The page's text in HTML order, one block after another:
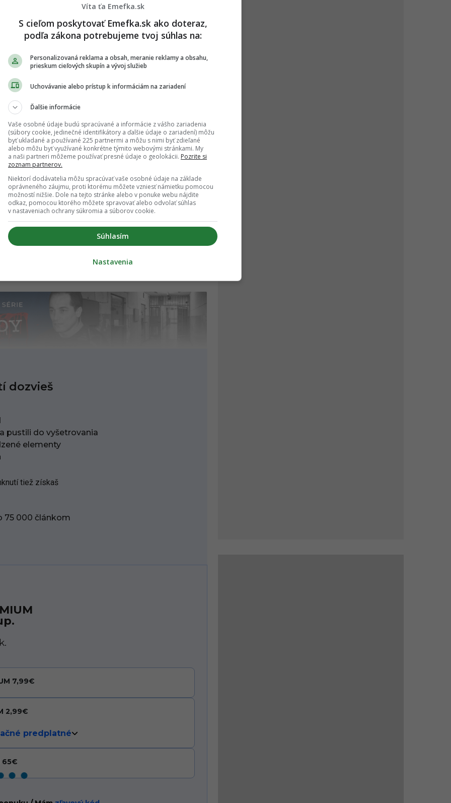
niečo, čo nikto nečakal – niečo, čo dodnes desí
naprieč celým svetom.
Narcissa pristúpil k Angline Narcisse s
a postupne sa k nim pridávali aj ďalší
Clairvius sa však predstavil aj detskou
Akonáhle sa všetci upokojili, vyrozprával im
stalo.
tému:
francúzsku elitu. La Voisin sa z veštice stala
sériový vrah v histórii mal len 8 rokov, brutality
Čo sa stalo s päticou mentálne
dozvieš
pustili do vyšetrovania
elementy
tiež získaš
75 000 článkom
7,99€
2,99€
predplatné
65€
Víta ťa Emefka.sk
S cieľom poskytovať Emefka.sk ako doteraz,
podľa zákona potrebujeme tvoj súhlas na:
Personalizovaná reklama a obsah, meranie reklamy a obsahu,
prieskum cieľových skupín a vývoj služieb
Uchovávanie alebo prístup k informáciám na zariadení
Ďalšie informácie
Vaše osobné údaje budú spracúvané a informácie z vášho zariadenia
(súbory cookie, jedinečné identifikátory a ďalšie údaje o zariadení) môžu
byť ukladané a používané 225 partnermi a môžu s nimi byť zdieľané
alebo môžu byť využívané konkrétne týmito webovými stránkami. My
a naši partneri môžeme používať presné údaje o geolokácii. Pozrite si
zoznam partnerov.
Niektorí dodávatelia môžu spracúvať vaše osobné údaje na základe
oprávneného záujmu, proti ktorému môžete vzniesť námietku pomocou
možností nižšie. Dole na tejto stránke alebo v ponuke webu nájdite
odkaz, pomocou ktorého môžete spravovať alebo odvolať súhlas
v nastaveniach ochrany súkromia a súborov cookie.
Súhlasím
Nastavenia